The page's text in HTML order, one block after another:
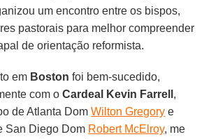
um encontro entre os bispos,
pastorais para melhor compreender
de orientação reformista.
em Boston foi bem-sucedido,
com oCardeal Kevin Farrell ,
de Atlanta DomWilton Gregory e
San Diego Dom Robert McElroy, me